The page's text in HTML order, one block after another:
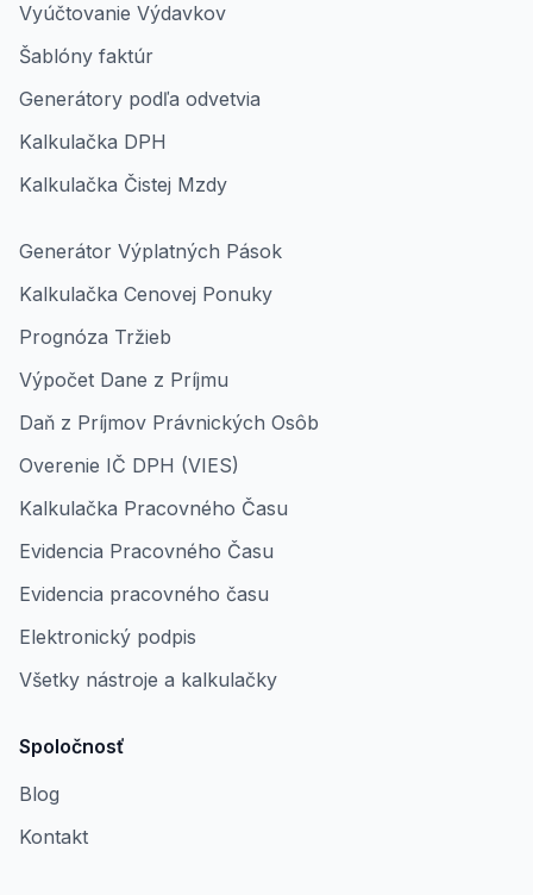
Vyúčtovanie Výdavkov
Šablóny faktúr
Generátory podľa odvetvia
Kalkulačka DPH
Kalkulačka Čistej Mzdy
Generátor Výplatných Pások
Kalkulačka Cenovej Ponuky
Prognóza Tržieb
Výpočet Dane z Príjmu
Daň z Príjmov Právnických Osôb
Overenie IČ DPH (VIES)
Kalkulačka Pracovného Času
Evidencia Pracovného Času
Evidencia pracovného času
Elektronický podpis
Všetky nástroje a kalkulačky
Spoločnosť
Blog
Kontakt